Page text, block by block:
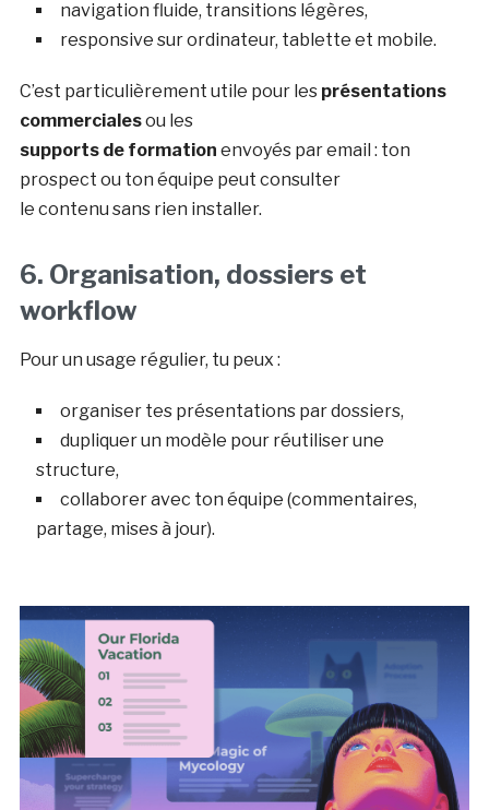
navigation fluide, transitions légères,
responsive sur ordinateur, tablette et mobile.
C’est particulièrement utile pour les présentations
commercialesou les
supports de formation envoyés par email : ton
prospect ou ton équipe peut consulter
le contenu sans rien installer.
6. Organisation, dossiers et
workflow
Pour un usage régulier, tu peux :
organiser tes présentations par dossiers,
dupliquer un modèle pour réutiliser une
structure,
collaborer avec ton équipe (commentaires,
partage, mises à jour).